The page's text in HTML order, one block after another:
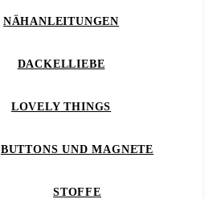
NÄHANLEITUNGEN
DACKELLIEBE
LOVELY THINGS
BUTTONS UND MAGNETE
STOFFE